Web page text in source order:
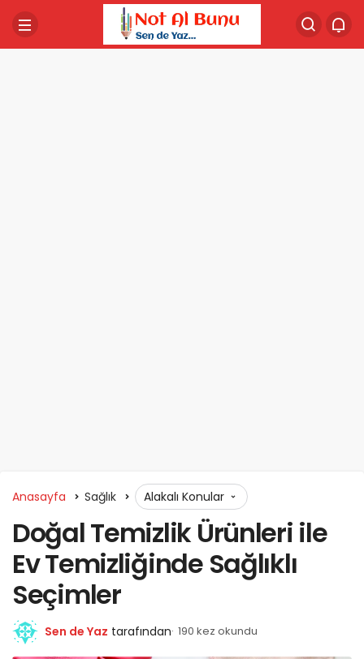
Anasayfa Sağlık Alakalı Konular
Doğal Temizlik Ürünleri ile
Ev Temizliğinde Sağlıklı
Seçimler
Sen de Yaz tarafından 190 kez okundu